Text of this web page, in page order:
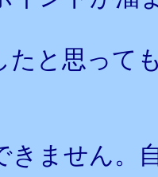
たと思って
きません。